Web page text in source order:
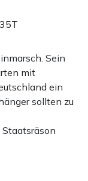
Sein
mit
ein
sollten zu